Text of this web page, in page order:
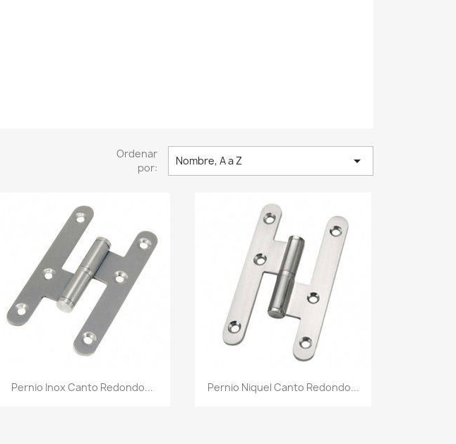
Ordenar
por:
Nombre, A a Z 
Vista rápida
Pernio Inox Canto Redondo... Vista rápida
Pernio Niquel Canto Redondo...